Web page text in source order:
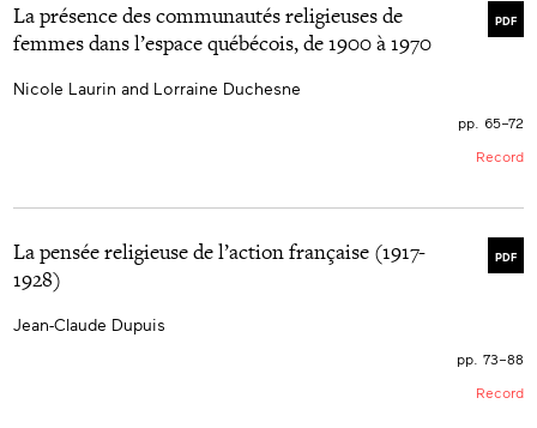
PDF
La présence des communautés religieuses de
femmes dans l’espace québécois, de 1900 à 1970
Nicole Laurin and Lorraine Duchesne
pp. 65–72
Record
PDF
La pensée religieuse de l’action française (1917-
1928)
Jean-Claude Dupuis
pp. 73–88
Record